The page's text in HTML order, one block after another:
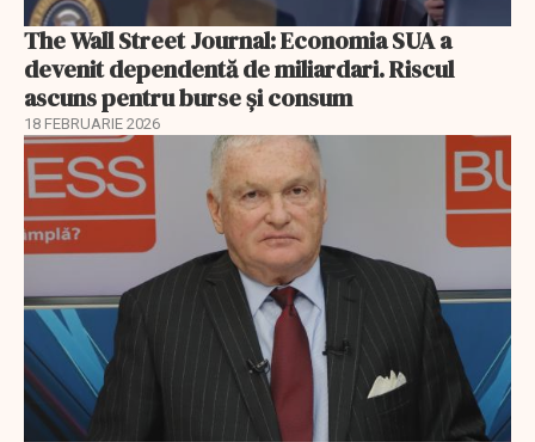
The Wall Street Journal: Economia SUA a
devenit dependentă de miliardari. Riscul
ascuns pentru burse și consum
18 FEBRUARIE 2026
EXCLUSIV